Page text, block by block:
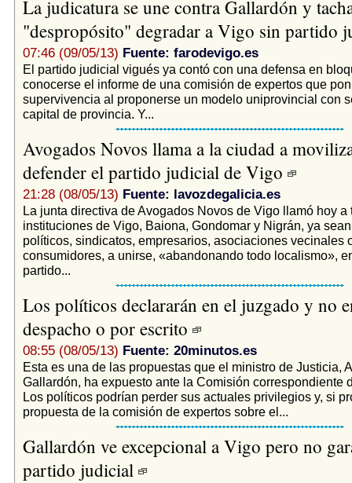
La judicatura se une contra Gallardón y
"despropósito" degradar a Vigo sin partido
07:46 (09/05/13) Fuente: farodevigo.es
El partido judicial vigués ya contó con una defensa en
conocerse el informe de una comisión de expertos que
supervivencia al proponerse un modelo uniprovincial con
capital de provincia. Y...
Avogados Novos llama a la ciudad a
defender el partido judicial de Vigo
21:28 (08/05/13) Fuente: lavozdegalicia.es
La junta directiva de Avogados Novos de Vigo llamó hoy a
instituciones de Vigo, Baiona, Gondomar y Nigrán, ya
políticos, sindicatos, empresarios, asociaciones vecinales
consumidores, a unirse, «abandonando todo localismo»,
partido...
Los políticos declararán en el juzgado y no
despacho o por escrito
08:55 (08/05/13) Fuente: 20minutos.es
Esta es una de las propuestas que el ministro de Justicia,
Gallardón, ha expuesto ante la Comisión correspondiente
Los políticos podrían perder sus actuales privilegios y, si
propuesta de la comisión de expertos sobre el...
Gallardón ve excepcional a Vigo pero no
partido judicial